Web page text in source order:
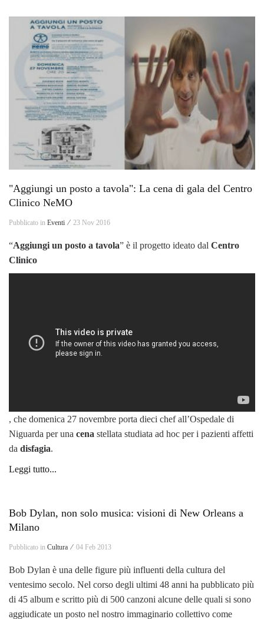
"Aggiungi un posto a tavola": La cena di gala del Centro
Clinico NeMO
Pubblicato in Eventi ⁄ 23 Nov 2016
“Aggiungi un posto a tavola” è il progetto ideato dal Centro
Clinico
, che domenica 27 novembre porta dieci chef all’Ospedale di
Niguarda per una cena stellata studiata ad hoc per i pazienti affetti
da disfagia.
Leggi tutto...
Bob Dylan, non solo musica: visioni di New Orleans a
Milano
Pubblicato in Cultura ⁄ 04 Feb 2013
Bob Dylan è una delle figure più influenti della cultura del
ventesimo secolo. Nel corso degli ultimi 48 anni ha pubblicato più
di 45 album e scritto più di 500 canzoni alcune delle quali si sono
aggiudicate un posto nel nostro immaginario collettivo come